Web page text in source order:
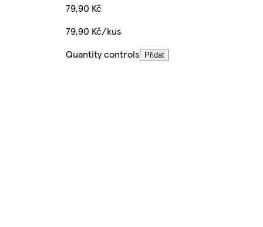
79,90 Kč
79,90 Kč/kus
Quantity controls
Přidat